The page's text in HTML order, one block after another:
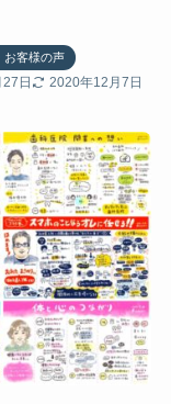
お客様の声
日 2020年12月7日